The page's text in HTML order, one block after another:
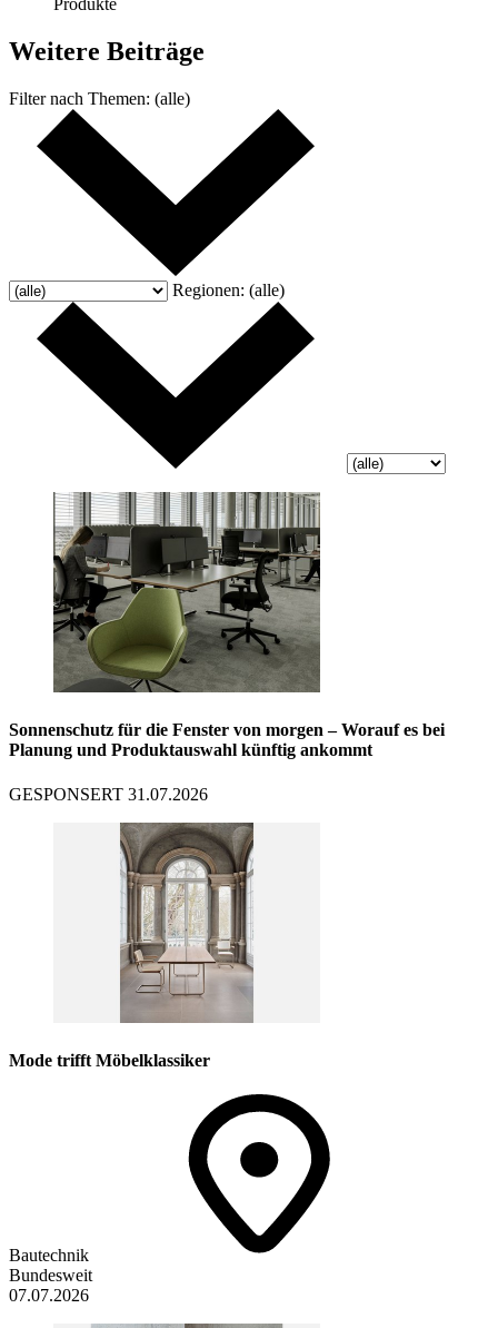
Produkte
Weitere Beiträge
Filter nach Themen: (alle)
Regionen: (alle)
Sonnenschutz für die Fenster von morgen – Worauf es bei
Planung und Produktauswahl künftig ankommt
GESPONSERT 31.07.2026
Mode trifft Möbelklassiker
Bautechnik
Bundesweit
07.07.2026